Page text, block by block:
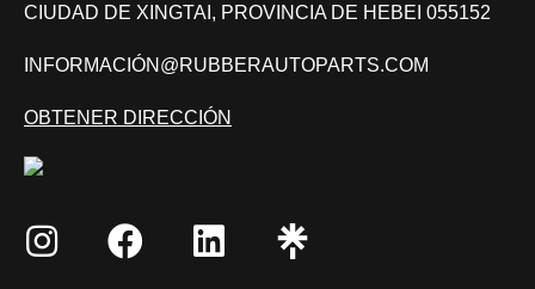
CIUDAD DE XINGTAI, PROVINCIA DE HEBEI 055152
INFORMACIÓN@RUBBERAUTOPARTS.COM
OBTENER DIRECCIÓN